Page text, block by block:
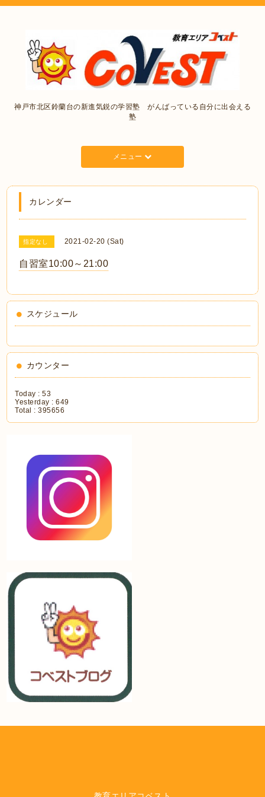
神戸市北区鈴蘭台の新進気鋭の学習塾 がんばっている自分に出会える
塾
メニュー
カレンダー
指定なし 2021-02-20 (Sat)
自習室10:00～21:00
スケジュール
カウンター
Today :53
Yesterday :649
Total :395656